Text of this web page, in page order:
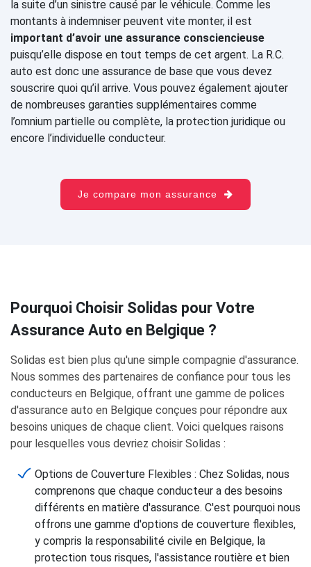
la suite d’un sinistre causé par le véhicule. Comme les
montants à indemniser peuvent vite monter, il est
important d’avoir une assurance consciencieuse
puisqu’elle dispose en tout temps de cet argent. La R.C.
auto est donc une assurance de base que vous devez
souscrire quoi qu’il arrive. Vous pouvez également ajouter
de nombreuses garanties supplémentaires comme
l’omnium partielle ou complète, la protection juridique ou
encore l’individuelle conducteur.
Je compare mon assurance
Pourquoi Choisir Solidas pour Votre
Assurance Auto en Belgique ?
Solidas est bien plus qu'une simple compagnie d'assurance.
Nous sommes des partenaires de confiance pour tous les
conducteurs en Belgique, offrant une gamme de polices
d'assurance auto en Belgique conçues pour répondre aux
besoins uniques de chaque client. Voici quelques raisons
pour lesquelles vous devriez choisir Solidas :
Options de Couverture Flexibles : Chez Solidas, nous
comprenons que chaque conducteur a des besoins
différents en matière d'assurance. C'est pourquoi nous
offrons une gamme d'options de couverture flexibles,
y compris la responsabilité civile en Belgique, la
protection tous risques, l'assistance routière et bien